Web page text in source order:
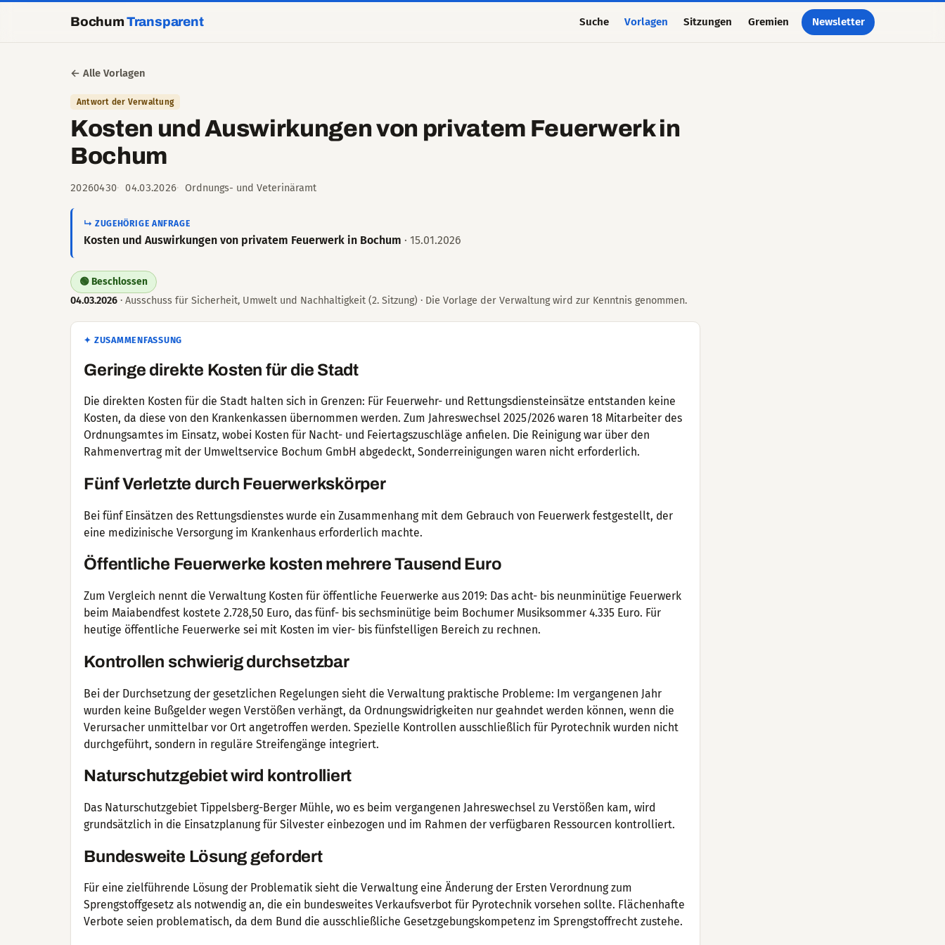
BochumTransparent Suche Vorlagen Sitzungen Gremien Newsletter
← Alle Vorlagen
Antwort der Verwaltung
Kosten und Auswirkungen von privatem Feuerwerk in
Bochum
20260430 04.03.2026 Ordnungs- und Veterinäramt
↳ ZUGEHÖRIGE ANFRAGE
Kosten und Auswirkungen von privatem Feuerwerk in Bochum · 15.01.2026
🟢 Beschlossen
04.03.2026 · Ausschuss für Sicherheit, Umwelt und Nachhaltigkeit (2. Sitzung) · Die Vorlage der Verwaltung wird zur Kenntnis genommen.
✦ ZUSAMMENFASSUNG
Geringe direkte Kosten für die Stadt
Die direkten Kosten für die Stadt halten sich in Grenzen: Für Feuerwehr- und Rettungsdiensteinsätze entstanden keine
Kosten, da diese von den Krankenkassen übernommen werden. Zum Jahreswechsel 2025/2026 waren 18 Mitarbeiter des
Ordnungsamtes im Einsatz, wobei Kosten für Nacht- und Feiertagszuschläge anfielen. Die Reinigung war über den
Rahmenvertrag mit der Umweltservice Bochum GmbH abgedeckt, Sonderreinigungen waren nicht erforderlich.
Fünf Verletzte durch Feuerwerkskörper
Bei fünf Einsätzen des Rettungsdienstes wurde ein Zusammenhang mit dem Gebrauch von Feuerwerk festgestellt, der
eine medizinische Versorgung im Krankenhaus erforderlich machte.
Öffentliche Feuerwerke kosten mehrere Tausend Euro
Zum Vergleich nennt die Verwaltung Kosten für öffentliche Feuerwerke aus 2019: Das acht- bis neunminütige Feuerwerk
beim Maiabendfest kostete 2.728,50 Euro, das fünf- bis sechsminütige beim Bochumer Musiksommer 4.335 Euro. Für
heutige öffentliche Feuerwerke sei mit Kosten im vier- bis fünfstelligen Bereich zu rechnen.
Kontrollen schwierig durchsetzbar
Bei der Durchsetzung der gesetzlichen Regelungen sieht die Verwaltung praktische Probleme: Im vergangenen Jahr
wurden keine Bußgelder wegen Verstößen verhängt, da Ordnungswidrigkeiten nur geahndet werden können, wenn die
Verursacher unmittelbar vor Ort angetroffen werden. Spezielle Kontrollen ausschließlich für Pyrotechnik wurden nicht
durchgeführt, sondern in reguläre Streifengänge integriert.
Naturschutzgebiet wird kontrolliert
Das Naturschutzgebiet Tippelsberg-Berger Mühle, wo es beim vergangenen Jahreswechsel zu Verstößen kam, wird
grundsätzlich in die Einsatzplanung für Silvester einbezogen und im Rahmen der verfügbaren Ressourcen kontrolliert.
Bundesweite Lösung gefordert
Für eine zielführende Lösung der Problematik sieht die Verwaltung eine Änderung der Ersten Verordnung zum
Sprengstoffgesetz als notwendig an, die ein bundesweites Verkaufsverbot für Pyrotechnik vorsehen sollte. Flächenhafte
Verbote seien problematisch, da dem Bund die ausschließliche Gesetzgebungskompetenz im Sprengstoffrecht zustehe.